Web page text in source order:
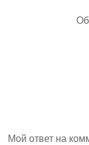
Мой ответ на